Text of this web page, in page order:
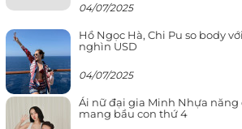
04/07/2025
Hồ Ngọc Hà, Chi Pu so body
nghìn USD
04/07/2025
Ái nữ đại gia Minh Nhựa năng
mang bầu con thứ 4